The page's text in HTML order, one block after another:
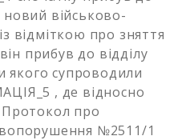
військово-
відміткою про зняття
прибув до відділу
якого супроводили
, де відносно
Протокол про
№2511/1